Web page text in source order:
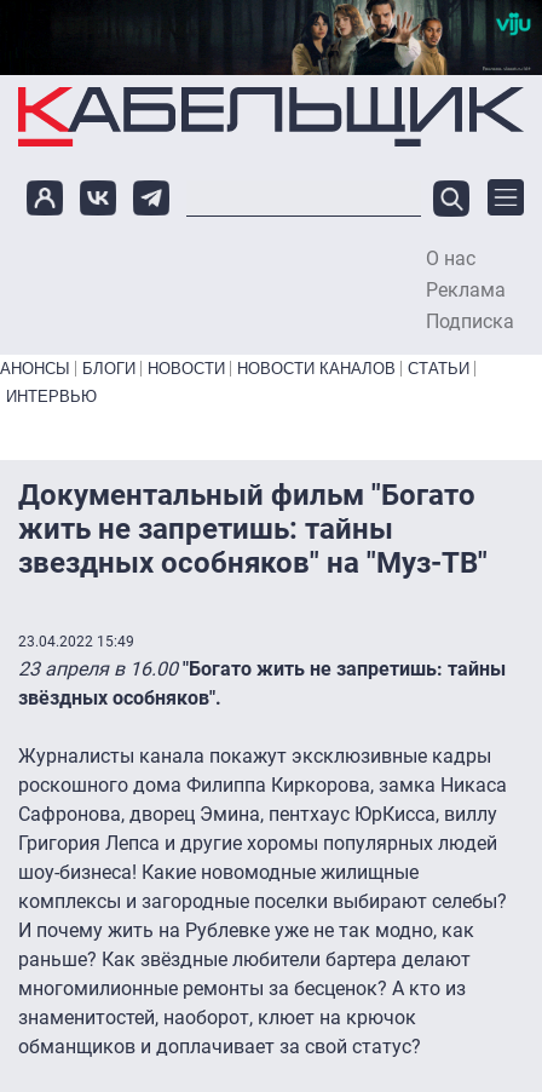
Перейти к основному содержанию
О нас
Реклама
Подписка
Primary links bottom
АНОНСЫ БЛОГИ НОВОСТИ НОВОСТИ КАНАЛОВ
СТАТЬИ
ИНТЕРВЬЮ
Документальный фильм "Богато
жить не запретишь: тайны
звездных особняков" на "Муз-ТВ"
23.04.2022 15:49
23 апреля в 16.00"Богато жить не запретишь: тайны
звёздных особняков".
Журналисты канала покажут эксклюзивные кадры
роскошного дома Филиппа Киркорова, замка Никаса
Сафронова, дворец Эмина, пентхаус ЮрКисса, виллу
Григория Лепса и другие хоромы популярных людей
шоу-бизнеса! Какие новомодные жилищные
комплексы и загородные поселки выбирают селебы?
И почему жить на Рублевке уже не так модно, как
раньше? Как звёздные любители бартера делают
многомилионные ремонты за бесценок? А кто из
знаменитостей, наоборот, клюет на крючок
обманщиков и доплачивает за свой статус?